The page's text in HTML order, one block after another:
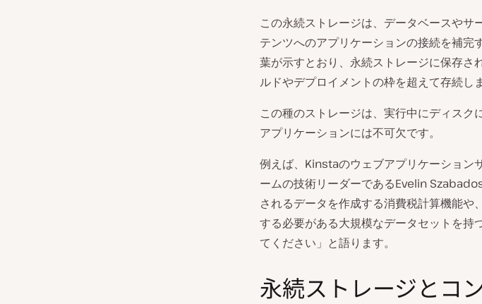
この永続ストレージは、データベースや
テンツへのアプリケーションの接続を補
葉が示すとおり、永続ストレージに保存さ
ルドやデプロイメントの枠を超えて存続しま
この種のストレージは、実行中にディス
アプリケーションには不可欠です。
例えば、Kinstaのウェブアプリケーション
ームの技術リーダーであるEvelin
されるデータを作成する消費税計算機能や
する必要がある大規模なデータセットを持
てください」と語ります。
永続ストレージとコ